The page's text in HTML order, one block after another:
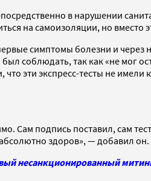
в нарушении
на самоизоляции, но
симптомы болезни и
соблюдать, так как «не мог
эти экспресс-тесты не
Сам подпись поставил, сам
здоров», — добавил он.
несанкционированный